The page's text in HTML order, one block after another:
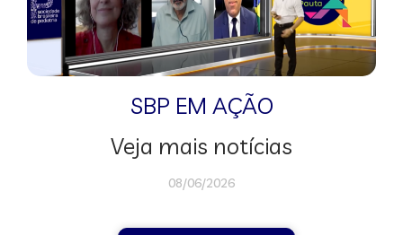
SBP EM AÇÃO
Veja mais notícias
08/06/2026